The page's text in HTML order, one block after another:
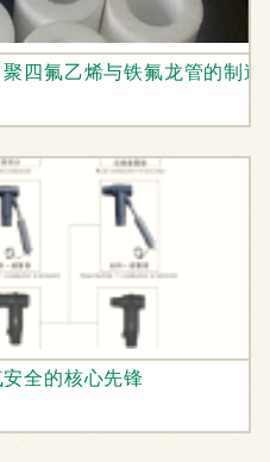
四氟乙烯与铁氟龙管的制
全的核心先锋